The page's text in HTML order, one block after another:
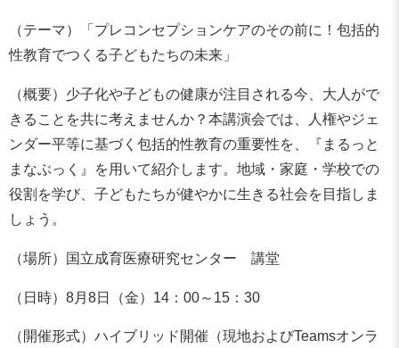
（テーマ）「プレコンセプションケアのその前に！包括的
性教育でつくる子どもたちの未来」
（概要）少子化や子どもの健康が注目される今、大人がで
きることを共に考えませんか？本講演会では、人権やジェ
ンダー平等に基づく包括的性教育の重要性を、『まるっと
まなぶっく』を用いて紹介します。地域・家庭・学校での
役割を学び、子どもたちが健やかに生きる社会を目指しま
しょう。
（場所）国立成育医療研究センター 講堂
（日時）8月8日（金）14：00～15：30
（開催形式）ハイブリッド開催（現地およびTeamsオンラ